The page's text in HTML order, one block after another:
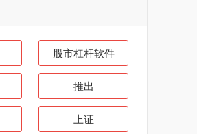
股市杠杆软件
推出
上证